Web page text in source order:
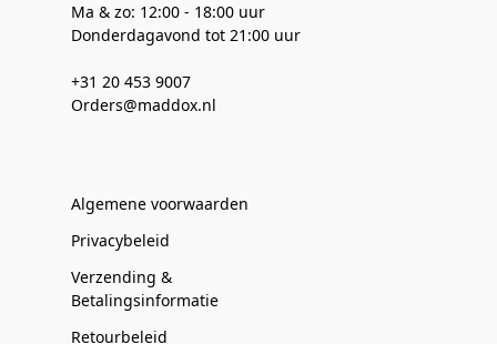
Ma & zo: 12:00 - 18:00 uur
Donderdagavond tot 21:00 uur
+31 20 453 9007
Orders@maddox.nl
Algemene voorwaarden
Privacybeleid
Verzending &
Betalingsinformatie
Retourbeleid